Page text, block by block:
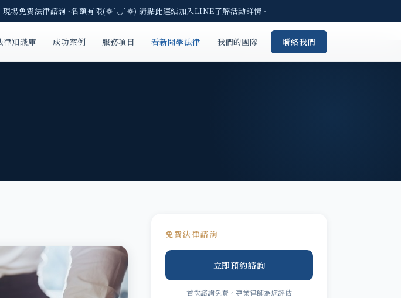
費法律諮詢~名額有限(❁´◡`❁) 請點此連結加入LINE了解活動詳情~
律知識庫 成功案例 服務項目 看新聞學法律 我們的團隊 聯絡我們
免費法律諮詢
立即預約諮詢
首次諮詢免費，專業律師為您評估